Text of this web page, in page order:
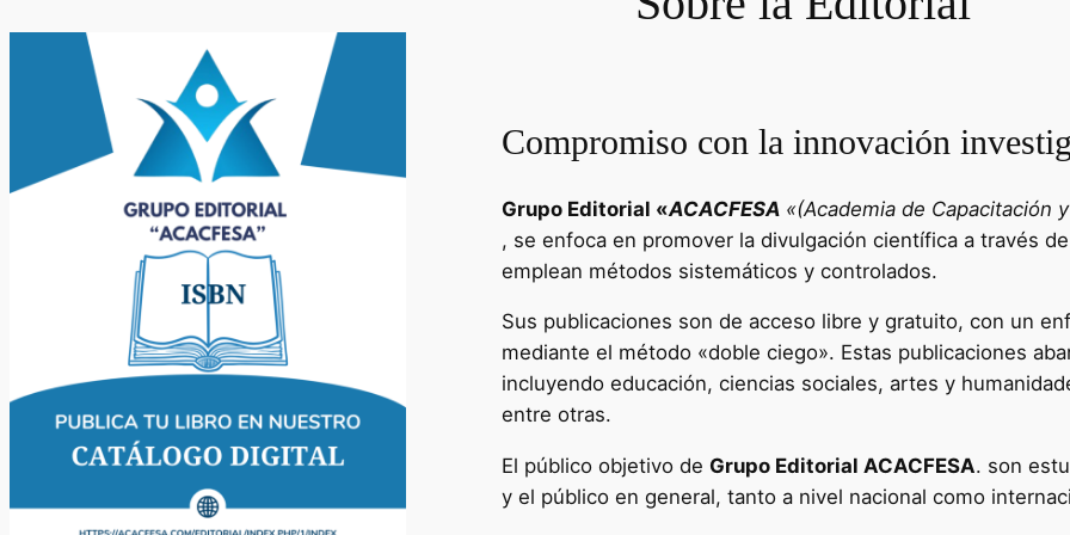
Compromiso con la innovación
Grupo Editorial «ACACFESA «(Academia de Capacitación
, se enfoca en promover la divulgación científica a través
emplean métodos sistemáticos y controlados.
Sus publicaciones son de acceso libre y gratuito, con un
mediante el método «doble ciego». Estas publicaciones
incluyendo educación, ciencias sociales, artes y
entre otras.
El público objetivo de Grupo Editorial ACACFESA. son
y el público en general, tanto a nivel nacional como